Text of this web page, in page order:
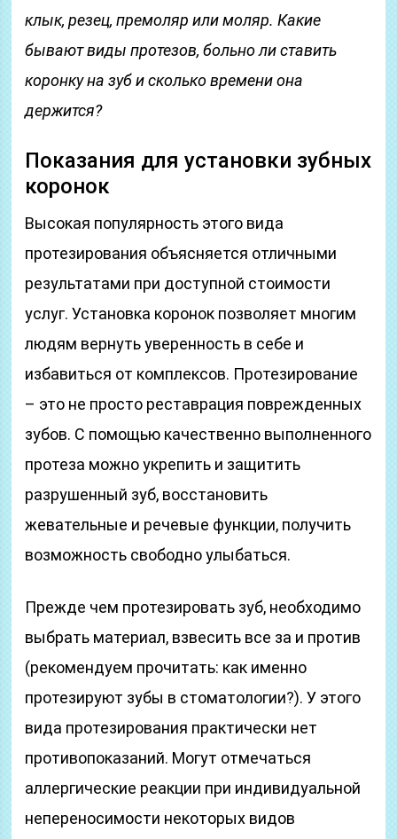
клык, резец, премоляр или моляр. Какие
бывают виды протезов, больно ли ставить
коронку на зуб и сколько времени она
держится?
Показания для установки зубных
коронок
Высокая популярность этого вида
протезирования объясняется отличными
результатами при доступной стоимости
услуг. Установка коронок позволяет многим
людям вернуть уверенность в себе и
избавиться от комплексов. Протезирование
– это не просто реставрация поврежденных
зубов. С помощью качественно выполненного
протеза можно укрепить и защитить
разрушенный зуб, восстановить
жевательные и речевые функции, получить
возможность свободно улыбаться.
Прежде чем протезировать зуб, необходимо
выбрать материал, взвесить все за и против
(рекомендуем прочитать: как именно
протезируют зубы в стоматологии?). У этого
вида протезирования практически нет
противопоказаний. Могут отмечаться
аллергические реакции при индивидуальной
непереносимости некоторых видов